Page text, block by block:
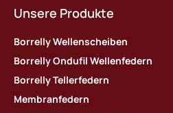
Unsere Produkte
Borrelly Wellenscheiben
Borrelly Ondufil Wellenfedern
Borrelly Tellerfedern
Membranfedern